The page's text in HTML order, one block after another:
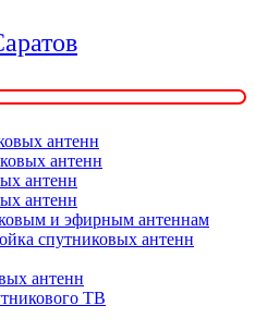
антенн
антенн
антенн
антенн
и эфирным антеннам
спутниковых антенн
антенн
ТВ